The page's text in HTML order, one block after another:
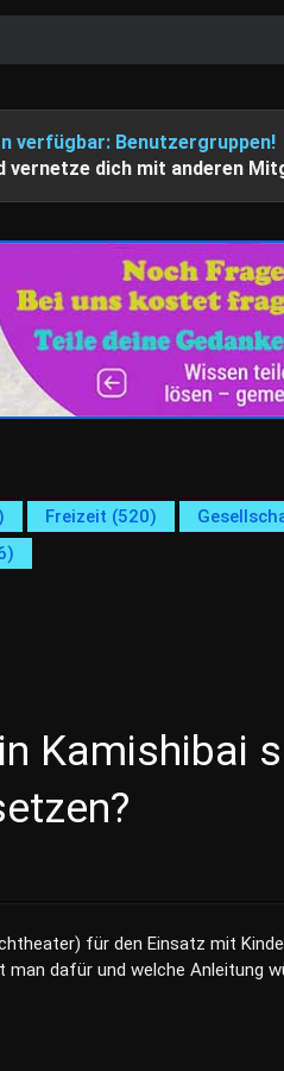
verfügbar: Benutzergruppen!
vernetze dich mit anderen
Freizeit (520)
Kamishibai
für den Einsatz mit
dafür und welche Anleitung